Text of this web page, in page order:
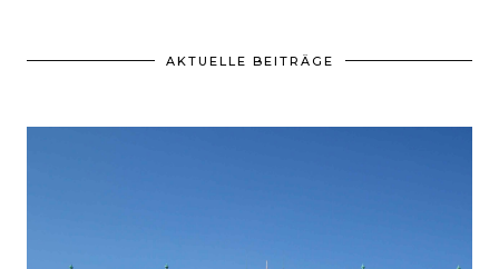
AKTUELLE BEITRÄGE